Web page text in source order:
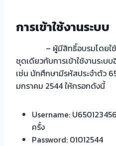
การเข้าใช้งานระบบ
– ผู้มีสิทธิ์อบรมโดยใช้
ชุดเดียวกับการเข้าใช้งานระบ
เช่น นักศึกษามีรหัสประจำตัว
มกราคม 2544 ให้กรอกดังนี้
Username:
ครั้ง
Password: 01012544